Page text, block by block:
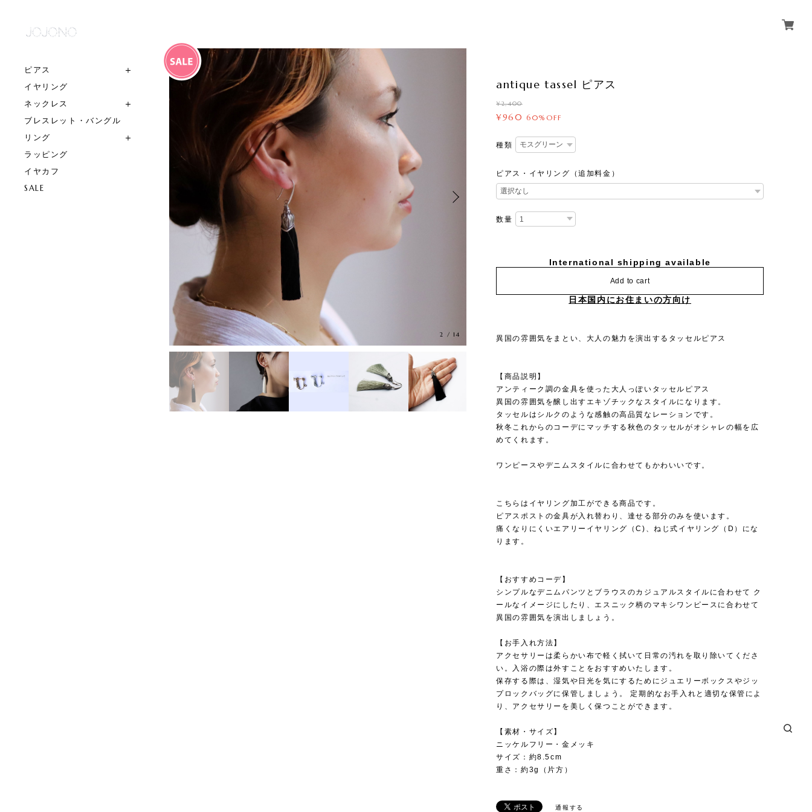
ピアス
イヤリング
ネックレス
ブレスレット・バングル
リング
ラッピング
イヤカフ
SALE
3 / 14
antique tassel ピアス
¥2,400
¥960 60%OFF
種類
ピアス・イヤリング（追加料金）
数量
International shipping available
Add to cart
日本国内にお住まいの方向け
異国の雰囲気をまとい、大人の魅力を演出するタッセルピアス
【商品説明】
アンティーク調の金具を使った大人っぽいタッセルピアス
異国の雰囲気を醸し出すエキゾチックなスタイルになります。
タッセルはシルクのような感触の高品質なレーションです。
秋冬これからのコーデにマッチする秋色のタッセルがオシャレの幅を広
めてくれます。
ワンピースやデニムスタイルに合わせてもかわいいです。
こちらはイヤリング加工ができる商品です。
ピアスポストの金具が入れ替わり、達せる部分のみを使います。
痛くなりにくいエアリーイヤリング（C)、ねじ式イヤリング（D）にな
ります。
【おすすめコーデ】
シンプルなデニムパンツとブラウスのカジュアルスタイルに合わせて ク
ールなイメージにしたり、エスニック柄のマキシワンピースに合わせて
異国の雰囲気を演出しましょう。
【お手入れ方法】
アクセサリーは柔らかい布で軽く拭いて日常の汚れを取り除いてくださ
い。入浴の際は外すことをおすすめいたします。
保存する際は、湿気や日光を気にするためにジュエリーボックスやジッ
プロックバッグに保管しましょう。 定期的なお手入れと適切な保管によ
り、アクセサリーを美しく保つことができます。
【素材・サイズ】
ニッケルフリー・金メッキ
サイズ：約8.5cm
重さ：約3g（片方）
通報する